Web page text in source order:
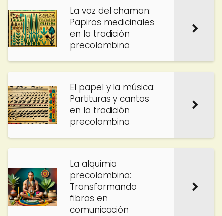
La voz del chaman:
Papiros medicinales
en la tradición
precolombina
El papel y la música:
Partituras y cantos
en la tradición
precolombina
La alquimia
precolombina:
Transformando
fibras en
comunicación